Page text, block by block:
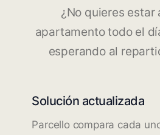
¿No quieres estar
apartamento todo el
esperando al
Solución actualizada
Parcello compara cada